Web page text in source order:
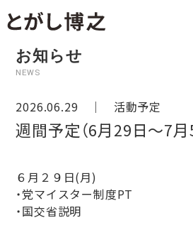
お知らせ
NEWS
2026.06.29 ｜ 活動予定
週間予定（6月29日〜7月
６月２９日(月)
・党マイスター制度PT
・国交省説明